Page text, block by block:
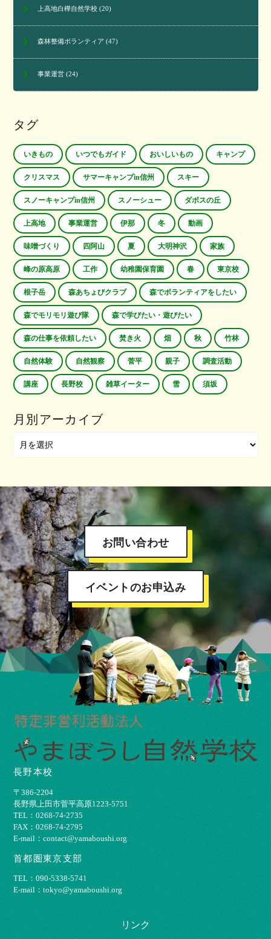
上高地白樺自然学校(20)
森林整備ボランティア (47)
事業運営(24)
タグ
いきもの いつでもガイド おいしいもの キャンプ
クリスマス サマーキャンプin信州 スキー
スノーキャンプin信州 スノーシュー ダボスの丘
上高地 事業運営 伊那 冬 動画
味噌づくり 四阿山 夏 大明神沢 家族
峰の原高原 工作 幼稚園保育園 春 東京校
根子岳 森あちょびクラブ 森でボランティアをしたい
森でモリモリ遊び隊 森で学びたい・遊びたい
森の仕事を依頼したい 焚き火 畑 秋 竹林
自然体験 自然観察 菅平 親子 調査活動
講座 長野校 雑草イーター 雪 須坂
月別アーカイブ
お問い合わせ
イベントのお申込み
長野本校
〒386-2204
⻑野県上⽥市菅平⾼原1223-5751
TEL：0268-74-2735
FAX：0268-74-2795
E-mail：contact@yamaboushi.org
首都圏東京支部
TEL：090-5338-5741
E-mail：tokyo@yamaboushi.org
リンク